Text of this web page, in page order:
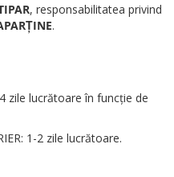
, responsabilitatea privind
.
zile lucrătoare în funcție de
1-2 zile lucrătoare.